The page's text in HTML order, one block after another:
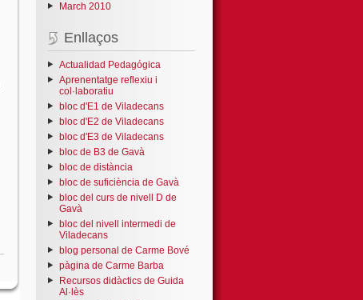
March 2010
Enllaços
Actualidad Pedagógica
Aprenentatge reflexiu i
col·laboratiu
bloc d'E1 de Viladecans
bloc d'E2 de Viladecans
bloc d'E3 de Viladecans
bloc de B3 de Gavà
bloc de distància
bloc de suficiència de Gavà
bloc del curs de nivell D de
Gavà
bloc del nivell intermedi de
Viladecans
blog personal de Carme Bové
pàgina de Carme Barba
Recursos didàctics de Guida
Al·lès